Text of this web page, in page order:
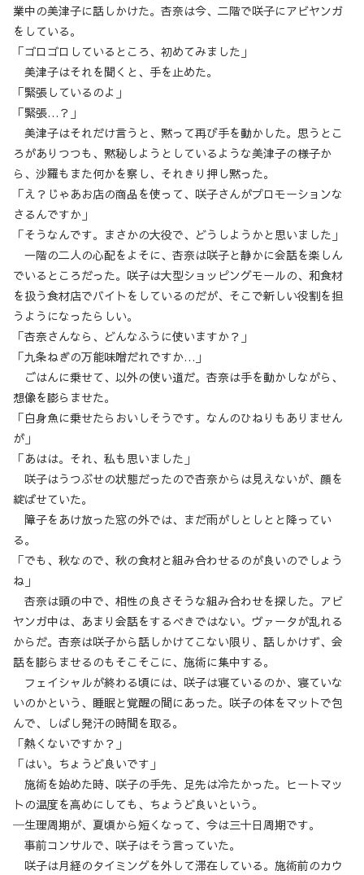
業中の美津子に話しかけた。杏奈は今、二階で咲子にアビヤンガ
をしている。
「ゴロゴロしているところ、初めてみました」
美津子はそれを聞くと、手を止めた。
「緊張しているのよ」
「緊張…？」
美津子はそれだけ言うと、黙って再び手を動かした。思うとこ
ろがありつつも、黙秘しようとしているような美津子の様子か
ら、沙羅もまた何かを察し、それきり押し黙った。
「え？じゃあお店の商品を使って、咲子さんがプロモーションな
さるんですか」
「そうなんです。まさかの大役で、どうしようかと思いました」
一階の二人の心配をよそに、杏奈は咲子と静かに会話を楽しん
でいるところだった。咲子は大型ショッピングモールの、和食材
を扱う食材店でバイトをしているのだが、そこで新しい役割を担
うようになったらしい。
「杏奈さんなら、どんなふうに使いますか？」
「九条ねぎの万能味噌だれですか…」
ごはんに乗せて、以外の使い道だ。杏奈は手を動かしながら、
想像を膨らませた。
「白身魚に乗せたらおいしそうです。なんのひねりもありません
が」
「あはは。それ、私も思いました」
咲子はうつぶせの状態だったので杏奈からは見えないが、顔を
綻ばせていた。
障子をあけ放った窓の外では、まだ雨がしとしとと降ってい
る。
「でも、秋なので、秋の食材と組み合わせるのが良いのでしょう
ね」
杏奈は頭の中で、相性の良さそうな組み合わせを探した。アビ
ヤンガ中は、あまり会話をするべきではない。ヴァータが乱れる
からだ。杏奈は咲子から話しかけてこない限り、話しかけず、会
話を膨らませるのもそこそこに、施術に集中する。
フェイシャルが終わる頃には、咲子は寝ているのか、寝ていな
いのかという、睡眠と覚醒の間にあった。咲子の体をマットで包
んで、しばし発汗の時間を取る。
「熱くないですか？」
「はい。ちょうど良いです」
施術を始めた時、咲子の手先、足先は冷たかった。ヒートマッ
トの温度を高めにしても、ちょうど良いという。
─生理周期が、夏頃から短くなって、今は三十日周期です。
事前コンサルで、咲子はそう言っていた。
咲子は月経のタイミングを外して滞在している。施術前のカウ